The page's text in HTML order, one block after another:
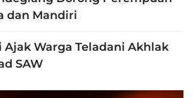
dan Mandiri
Warga Teladani Akhlak
SAW